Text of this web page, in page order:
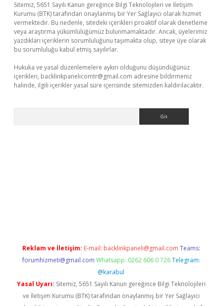
Sitemiz, 5651 Sayılı Kanun gereğince Bilgi Teknolojileri ve İletişim
Kurumu (BTK) tarafından onaylanmış bir Yer Sağlayıcı olarak hizmet
vermektedir. Bu nedenle, sitedeki içerikleri proaktif olarak denetleme
veya araştırma yükümlülüğümüz bulunmamaktadır. Ancak, üyelerimiz
yazdıkları içeriklerin sorumluluğunu taşımakta olup, siteye üye olarak
bu sorumluluğu kabul etmiş sayılırlar.
Hukuka ve yasal düzenlemelere aykırı olduğunu düşündüğünüz
içerikleri, backlinkpanelicomtr@gmail.com adresine bildirmeniz
halinde, ilgili içerikler yasal süre içerisinde sitemizden kaldırılacaktır.
Reklam ve İletişim: E-mail: backlinkpaneli@gmail.com Teams:
forumhizmeti@gmail.com Whatsapp: 0262 606 0 726 Telegram:
@karabul
Yasal Uyarı: Sitemiz, 5651 Sayılı Kanun gereğince Bilgi Teknolojileri
ve İletişim Kurumu (BTK) tarafından onaylanmış bir Yer Sağlayıcı